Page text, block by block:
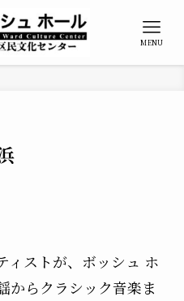
MENU
ィストが、ボッシュ ホ
からクラシック音楽ま